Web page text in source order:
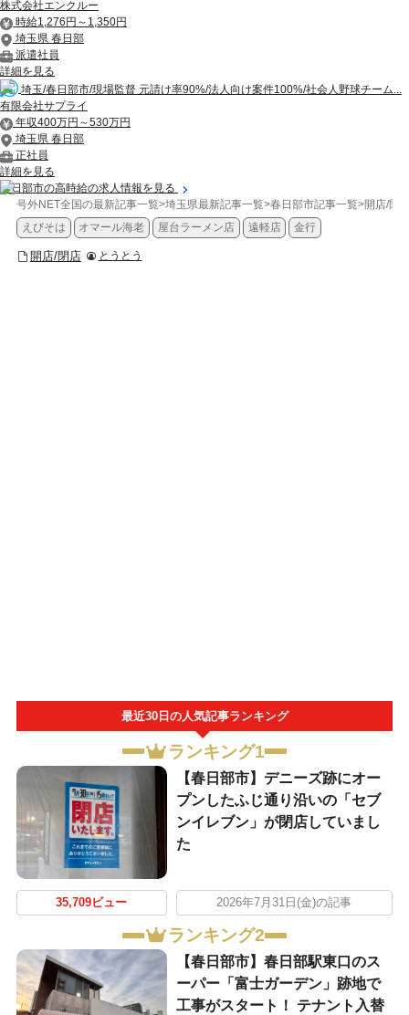
株式会社エンクルー
時給1,276円～1,350円
埼玉県 春日部
派遣社員
詳細を見る
埼玉/春日部市/現場監督 元請け率90%/法人向け案件100%/社会人野球チーム...
有限会社サプライ
年収400万円～530万円
埼玉県 春日部
正社員
詳細を見る
春日部市の高時給の求人情報を見る
号外NET全国の最新記事一覧>埼玉県最新記事一覧>春日部市記事一覧>開店/閉
えびそは
オマール海老 屋台ラーメン店 遠軽店 金行
開店/閉店 とうとう
最近30日の人気記事ランキング
ランキング1
【春日部市】デニーズ跡にオー
プンしたふじ通り沿いの「セブ
ンイレブン」が閉店していまし
た
35,709ビュー 2026年7月31日(金)の記事
ランキング2
【春日部市】春日部駅東口のス
ーパー「富士ガーデン」跡地で
工事がスタート！ テナント入替